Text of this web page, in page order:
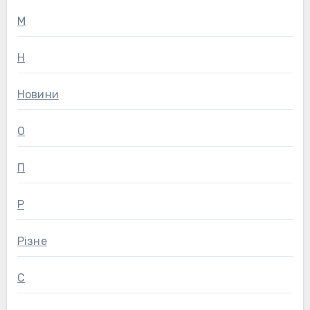
М
Н
Новини
О
П
Р
Різне
С